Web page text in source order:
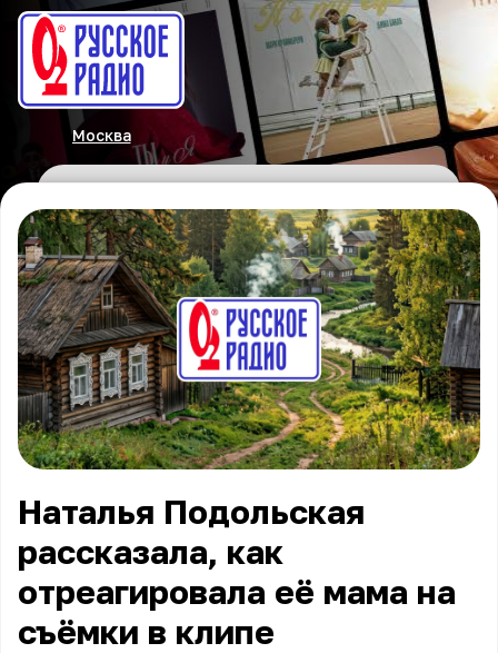
Москва
Наталья Подольская
рассказала, как
отреагировала её мама на
съёмки в клипе